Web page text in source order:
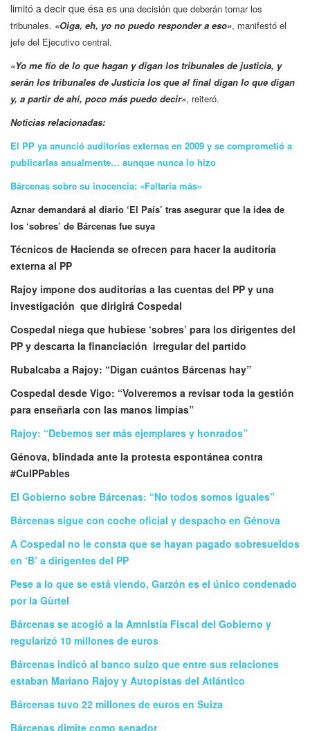
limitó a decir que ésa es una decisión que deberán tomar los
tribunales. «Oiga, eh, yo no puedo responder a eso», manifestó el
jefe del Ejecutivo central.
«Yo me fío de lo que hagan y digan los tribunales de justicia, y
serán los tribunales de Justicia los que al final digan lo que digan
y, a partir de ahí, poco más puedo decir», reiteró.
Noticias relacionadas:
El PP ya anunció auditorías externas en 2009 y se comprometió a
publicarlas anualmente… aunque nunca lo hizo
Bárcenas sobre su inocencia: «Faltaría más»
Aznar demandará al diario ‘El País’ tras asegurar que la idea de
los ‘sobres’ de Bárcenas fue suya
Técnicos de Hacienda se ofrecen para hacer la auditoría
externa al PP
Rajoy impone dos auditorías a las cuentas del PP y una
investigación que dirigirá Cospedal
Cospedal niega que hubiese ‘sobres’ para los dirigentes del
PP y descarta la financiación irregular del partido
Rubalcaba a Rajoy: “Digan cuántos Bárcenas hay”
Cospedal desde Vigo: “Volveremos a revisar toda la gestión
para enseñarla con las manos limpias”
Rajoy: “Debemos ser más ejemplares y honrados”
Génova, blindada ante la protesta espontánea contra
#CulPPables
El Gobierno sobre Bárcenas: “No todos somos iguales”
Bárcenas sigue con coche oficial y despacho en Génova
A Cospedal no le consta que se hayan pagado sobresueldos
en ‘B’ a dirigentes del PP
Pese a lo que se está viendo, Garzón es el único condenado
por la Gürtel
Bárcenas se acogió a la Amnistía Fiscal del Gobierno y
regularizó 10 millones de euros
Bárcenas indicó al banco suizo que entre sus relaciones
estaban Mariano Rajoy y Autopistas del Atlántico
Bárcenas tuvo 22 millones de euros en Suiza
Bárcenas dimite como senador